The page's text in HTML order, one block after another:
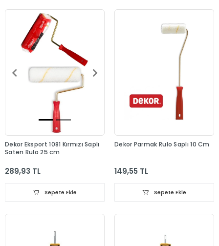
Dekor Eksport 1081 Kırmızı Saplı
Saten Rulo 25 cm
289,93 TL
Sepete Ekle
Dekor Parmak Rulo Saplı 10 Cm
149,55 TL
Sepete Ekle